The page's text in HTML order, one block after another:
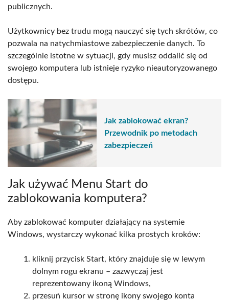
publicznych.
Użytkownicy bez trudu mogą nauczyć się tych skrótów, co
pozwala na natychmiastowe zabezpieczenie danych. To
szczególnie istotne w sytuacji, gdy musisz oddalić się od
swojego komputera lub istnieje ryzyko nieautoryzowanego
dostępu.
Jak zablokować ekran?
Przewodnik po metodach
zabezpieczeń
Jak używać Menu Start do
zablokowania komputera?
Aby zablokować komputer działający na systemie
Windows, wystarczy wykonać kilka prostych kroków:
kliknij przycisk Start, który znajduje się w lewym
dolnym rogu ekranu – zazwyczaj jest
reprezentowany ikoną Windows,
przesuń kursor w stronę ikony swojego konta